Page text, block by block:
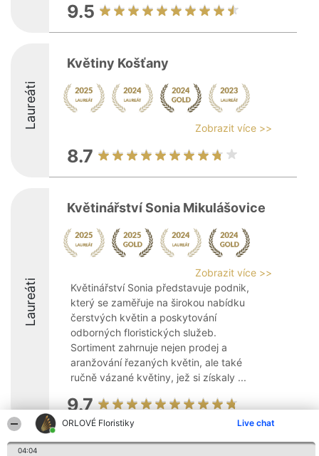
ORLOVÉ Floristiky Live chat
04:04
9.5
Laureáti
Květiny Košťany
Zobrazit více >>
8.7
Laureáti
Květinářství Sonia Mikulášovice
Zobrazit více >>
Květinářství Sonia představuje podnik,
který se zaměřuje na širokou nabídku
čerstvých květin a poskytování
odborných floristických služeb.
Sortiment zahrnuje nejen prodej a
aranžování řezaných květin, ale také
ručně vázané květiny, jež si získaly ...
9.7